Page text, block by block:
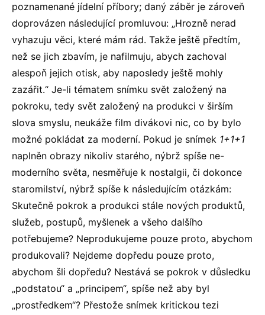
poznamenané jídelní příbory; daný záběr je zároveň
doprovázen následující promluvou: „Hrozně nerad
vyhazuju věci, které mám rád. Takže ještě předtím,
než se jich zbavím, je nafilmuju, abych zachoval
alespoň jejich otisk, aby naposledy ještě mohly
zazářit.“ Je-li tématem snímku svět založený na
pokroku, tedy svět založený na produkci v širším
slova smyslu, neukáže film divákovi nic, co by bylo
možné pokládat za moderní. Pokud je snímek 1+1+1
naplněn obrazy nikoliv starého, nýbrž spíše ne-
moderního světa, nesměřuje k nostalgii, či dokonce
staromilství, nýbrž spíše k následujícím otázkám:
Skutečně pokrok a produkci stále nových produktů,
služeb, postupů, myšlenek a všeho dalšího
potřebujeme? Neprodukujeme pouze proto, abychom
produkovali? Nejdeme dopředu pouze proto,
abychom šli dopředu? Nestává se pokrok v důsledku
„podstatou“ a „principem“, spíše než aby byl
„prostředkem“? Přestože snímek kritickou tezi